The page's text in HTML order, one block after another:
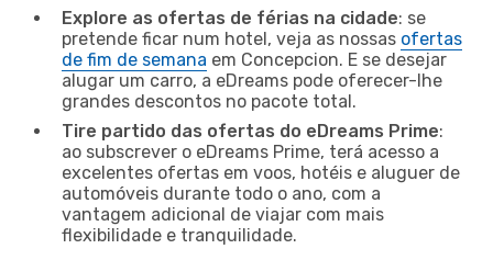
Explore as ofertas de férias na cidade: se
pretende ficar num hotel, veja as nossas ofertas
de fim de semana em Concepcion. E se desejar
alugar um carro, a eDreams pode oferecer-lhe
grandes descontos no pacote total.
Tire partido das ofertas do eDreams Prime:
ao subscrever o eDreams Prime, terá acesso a
excelentes ofertas em voos, hotéis e aluguer de
automóveis durante todo o ano, com a
vantagem adicional de viajar com mais
flexibilidade e tranquilidade.